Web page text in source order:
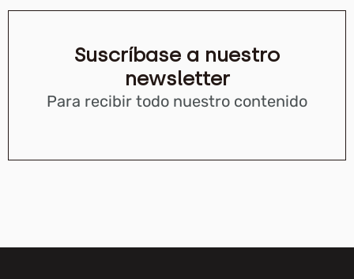
Suscríbase a nuestro
newsletter
Para recibir todo nuestro contenido